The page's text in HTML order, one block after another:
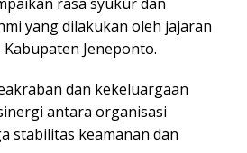
yang dilakukan oleh jajaran
Jeneponto.
dan kekeluargaan
antara organisasi
stabilitas keamanan dan